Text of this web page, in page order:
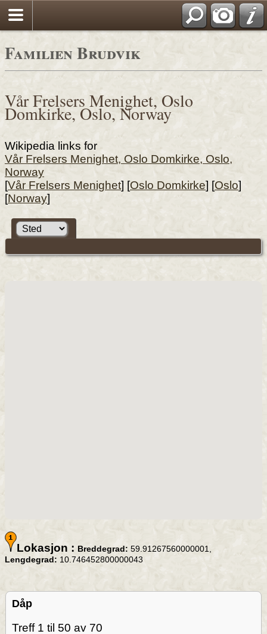
Familien Brudvik
Vår Frelsers Menighet, Oslo
Domkirke, Oslo, Norway
Wikipedia links for
Vår Frelsers Menighet, Oslo Domkirke, Oslo,
Norway
[Vår Frelsers Menighet] [Oslo Domkirke] [Oslo]
[Norway]
Lokasjon : Breddegrad: 59.91267560000001,
Lengdegrad: 10.746452800000043
Dåp
Treff 1 til 50 av 70